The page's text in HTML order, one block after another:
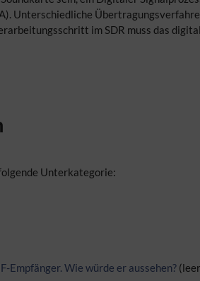
Unterschiedliche
im SDR muss das
Unterkategorie:
Empfänger. Wie würde er aussehen?